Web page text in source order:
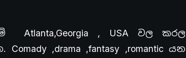
, USA වල කරල
,drama ,fantasy ,romantic යන